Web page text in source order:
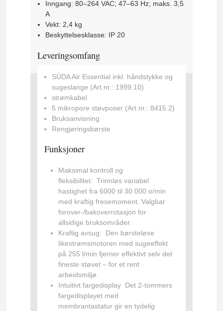
Inngang: 80–264 VAC; 47–63 Hz; maks. 3,5
A
Vekt: 2,4 kg
Beskyttelsesklasse: IP 20
Leveringsomfang
SÜDA Air Essential inkl. håndstykke og
sugeslange (Art.nr.: 1999.10)
strømkabel
5 mikropore støvposer (Art.nr.: 8415.2)
Bruksanvisning
Rengjøringsbørste
Funksjoner
Maksimal kontroll og
fleksibilitet: Trinnløs variabel
hastighet fra 6000 til 30 000 o/min
med kraftig fresemoment. Valgbar
forover-/bakoverrotasjon for
allsidige bruksområder.
Kraftig avsug: Den børsteløse
likestrømsmotoren med sugeeffekt
på 255 l/min fjerner effektivt selv det
fineste støvet – for et rent
arbeidsmiljø.
Intuitivt fargedisplay Det 2-tommers
fargedisplayet med
membrantastatur gir en tydelig